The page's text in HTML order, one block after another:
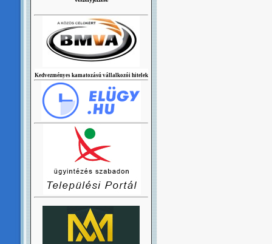
Kedvezményes kamatozású vállalkozói hitelek